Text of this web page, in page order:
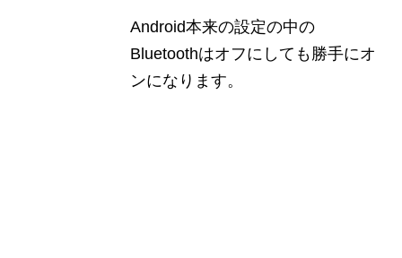
Android本来の設定の中の
Bluetoothはオフにしても勝手にオ
ンになります。